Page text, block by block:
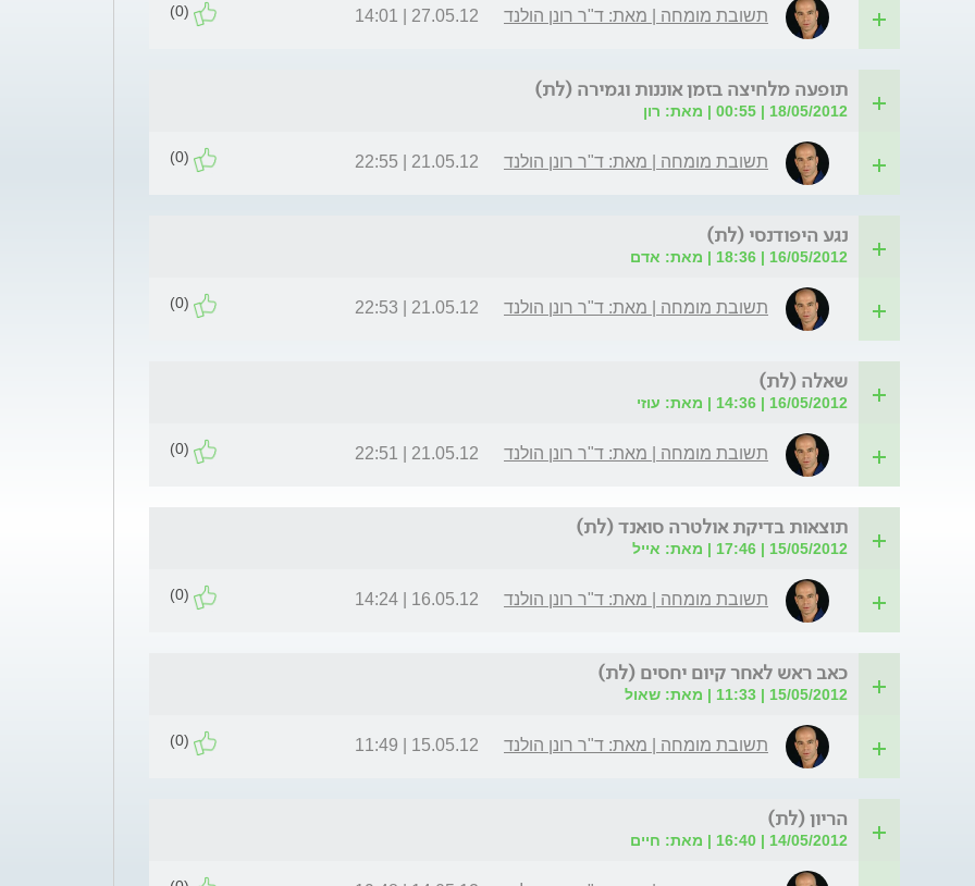
תשובת מומחה | מאת: ד"ר רונן הולנד 27.05.12 | 14:01
(0)
תופעה מלחיצה בזמן אוננות וגמירה (לת)
18/05/2012 | 00:55 | מאת: רון
תשובת מומחה | מאת: ד"ר רונן הולנד 21.05.12 | 22:55
(0)
נגע היפודנסי (לת)
16/05/2012 | 18:36 | מאת: אדם
תשובת מומחה | מאת: ד"ר רונן הולנד 21.05.12 | 22:53
(0)
שאלה (לת)
16/05/2012 | 14:36 | מאת: עוזי
תשובת מומחה | מאת: ד"ר רונן הולנד 21.05.12 | 22:51
(0)
תוצאות בדיקת אולטרה סואנד (לת)
15/05/2012 | 17:46 | מאת: אייל
תשובת מומחה | מאת: ד"ר רונן הולנד 16.05.12 | 14:24
(0)
כאב ראש לאחר קיום יחסים (לת)
15/05/2012 | 11:33 | מאת: שאול
תשובת מומחה | מאת: ד"ר רונן הולנד 15.05.12 | 11:49
(0)
הריון (לת)
14/05/2012 | 16:40 | מאת: חיים